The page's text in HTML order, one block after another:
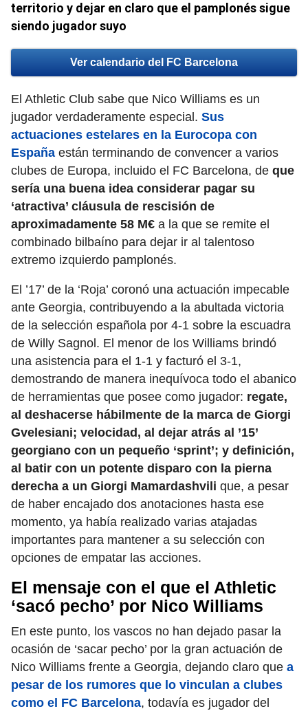
territorio y dejar en claro que el pamplonés sigue
siendo jugador suyo
Ver calendario del FC Barcelona
El Athletic Club sabe que Nico Williams es un
jugador verdaderamente especial. Sus
actuaciones estelares en la Eurocopa con
España están terminando de convencer a varios
clubes de Europa, incluido el FC Barcelona, de que
sería una buena idea considerar pagar su
‘atractiva’ cláusula de rescisión de
aproximadamente 58 M€ a la que se remite el
combinado bilbaíno para dejar ir al talentoso
extremo izquierdo pamplonés.
El ’17’ de la ‘Roja’ coronó una actuación impecable
ante Georgia, contribuyendo a la abultada victoria
de la selección española por 4-1 sobre la escuadra
de Willy Sagnol. El menor de los Williams brindó
una asistencia para el 1-1 y facturó el 3-1,
demostrando de manera inequívoca todo el abanico
de herramientas que posee como jugador: regate,
al deshacerse hábilmente de la marca de Giorgi
Gvelesiani; velocidad, al dejar atrás al ’15’
georgiano con un pequeño ‘sprint’; y definición,
al batir con un potente disparo con la pierna
derecha a un Giorgi Mamardashvili que, a pesar
de haber encajado dos anotaciones hasta ese
momento, ya había realizado varias atajadas
importantes para mantener a su selección con
opciones de empatar las acciones.
El mensaje con el que el Athletic
‘sacó pecho’ por Nico Williams
En este punto, los vascos no han dejado pasar la
ocasión de ‘sacar pecho’ por la gran actuación de
Nico Williams frente a Georgia, dejando claro que a
pesar de los rumores que lo vinculan a clubes
como el FC Barcelona, todavía es jugador del